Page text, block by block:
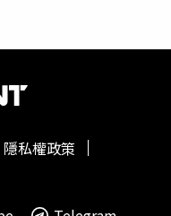
隱私權政策